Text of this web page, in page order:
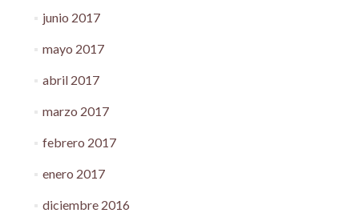
junio 2017
mayo 2017
abril 2017
marzo 2017
febrero 2017
enero 2017
diciembre 2016